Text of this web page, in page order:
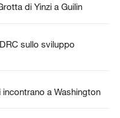
di Yinzi a Guilin
sullo sviluppo
a Washington